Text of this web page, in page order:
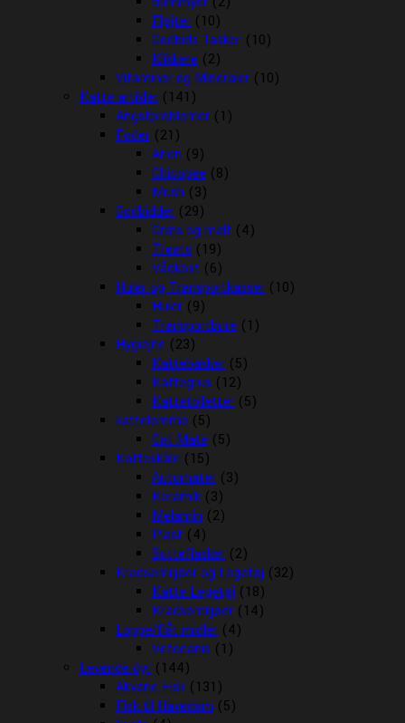
Fløjter (10)
Godbids Tasker (10)
Klikkere (2)
Vitaminer og Mineraler (10)
Katte artikler (141)
Angstproblemer (1)
Foder (21)
Arion (9)
Chicopee (8)
Mush (3)
Godbidder (29)
Græs og malt (4)
Treats (19)
Vådkost (6)
Huler og Transportkasser (10)
Huler (9)
Transportbure (1)
Hygiejne (23)
Kattebakker (5)
Kattegrus (12)
Kattetoiletter (5)
kattelemme (5)
Cat Mate (5)
Katteskåle (15)
Automater (3)
Keramik (3)
Melamin (2)
Plast (4)
Sutteflasker (2)
Kradsemiljøer og Legetøj (32)
Katte Legetøj (18)
Kradsemiljøer (14)
Loppe/flåt midler (4)
Vetocanis (1)
Levende dyr (144)
Akvarie Fisk (131)
Fisk til Havedam (5)